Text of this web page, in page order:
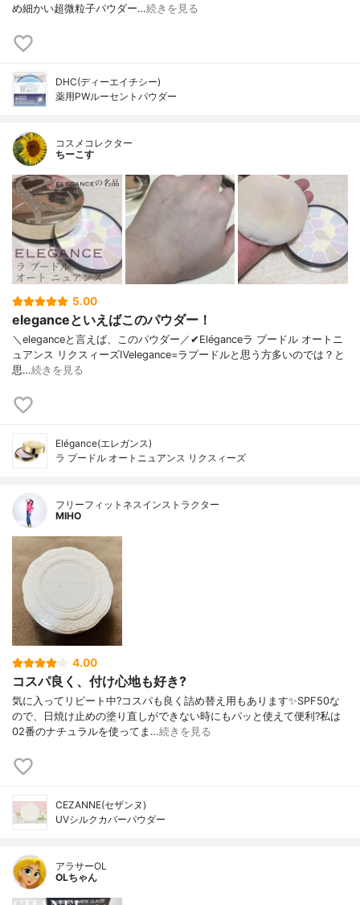
め細かい超微粒子パウダー…続きを見る
DHC(ディーエイチシー)
薬用PWルーセントパウダー
コスメコレクター
ちーこす
5.00
eleganceといえばこのパウダー！
＼eleganceと言えば、このパウダー／✔︎Eléganceラ プードル オートニ
ュアンス リクスィーズⅣelegance=ラプードルと思う方多いのでは？と
思…続きを見る
Elégance(エレガンス)
ラ プードル オートニュアンス リクスィーズ
フリーフィットネスインストラクター
MIHO
4.00
コスパ良く、付け心地も好き?
気に入ってリピート中?コスパも良く詰め替え用もあります✨SPF50な
ので、日焼け止めの塗り直しができない時にもパッと使えて便利?私は
02番のナチュラルを使ってま…続きを見る
CEZANNE(セザンヌ)
UVシルクカバーパウダー
アラサーOL
OLちゃん